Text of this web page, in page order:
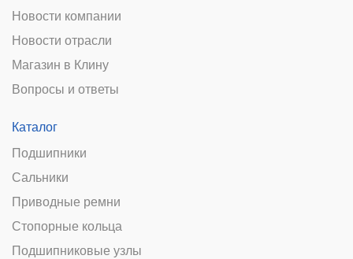
Новости компании
Новости отрасли
Магазин в Клину
Вопросы и ответы
Каталог
Подшипники
Сальники
Приводные ремни
Стопорные кольца
Подшипниковые узлы